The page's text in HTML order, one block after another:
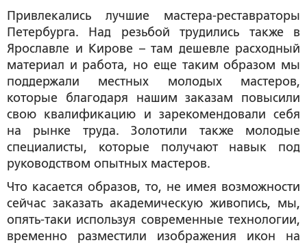
Привлекались лучшие мастера-реставраторы
Петербурга. Над резьбой трудились также в
Ярославле и Кирове – там дешевле расходный
материал и работа, но еще таким образом мы
поддержали местных молодых мастеров,
которые благодаря нашим заказам повысили
свою квалификацию и зарекомендовали себя
на рынке труда. Золотили также молодые
специалисты, которые получают навык под
руководством опытных мастеров.
Что касается образов, то, не имея возможности
сейчас заказать академическую живопись, мы,
опять-таки используя современные технологии,
временно разместили изображения икон на